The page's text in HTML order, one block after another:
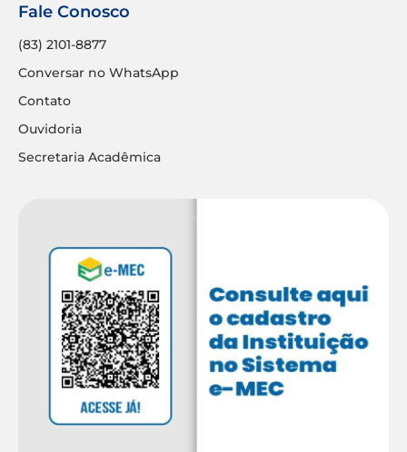
Fale Conosco
(83) 2101-8877
Conversar no WhatsApp
Contato
Ouvidoria
Secretaria Acadêmica